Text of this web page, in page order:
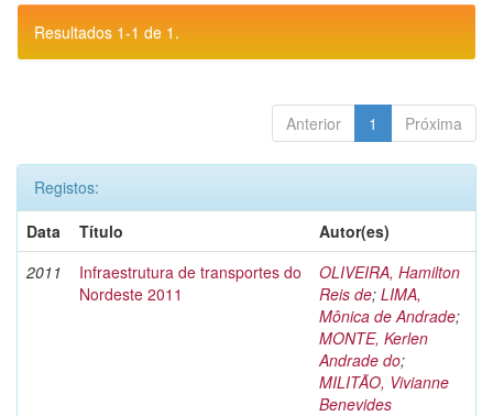
Resultados 1-1 de 1.
Anterior 1 Próxima
Registos:
Data
Título
Autor(es)
2011
Infraestrutura de transportes do
Nordeste 2011
OLIVEIRA, Hamilton
Reis de; LIMA,
Mônica de Andrade;
MONTE, Kerlen
Andrade do;
MILITÃO, Vivianne
Benevides